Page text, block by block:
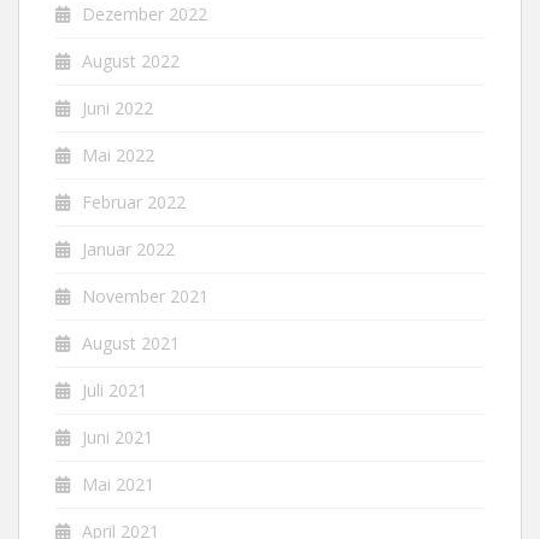
Dezember 2022
August 2022
Juni 2022
Mai 2022
Februar 2022
Januar 2022
November 2021
August 2021
Juli 2021
Juni 2021
Mai 2021
April 2021